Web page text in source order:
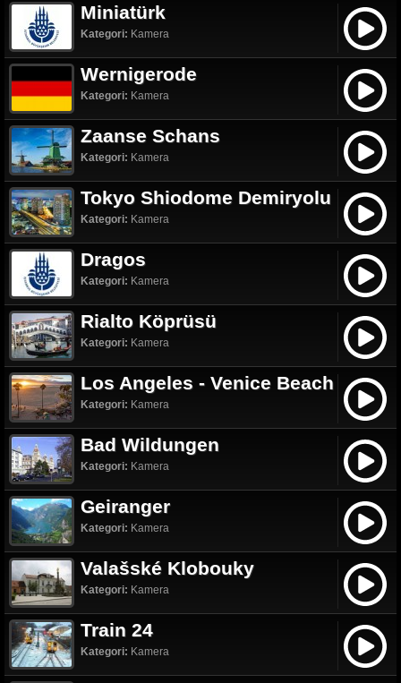
Miniatürk
Kategori: Kamera
Wernigerode
Kategori: Kamera
Zaanse Schans
Kategori: Kamera
Tokyo Shiodome Demiryolu
Kategori: Kamera
Dragos
Kategori: Kamera
Rialto Köprüsü
Kategori: Kamera
Los Angeles - Venice Beach
Kategori: Kamera
Bad Wildungen
Kategori: Kamera
Geiranger
Kategori: Kamera
Valašské Klobouky
Kategori: Kamera
Train 24
Kategori: Kamera